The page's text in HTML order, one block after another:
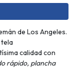
de Los Angeles.
calidad con
rápido, plancha